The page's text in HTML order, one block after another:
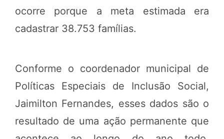
ocorre porque a meta estimada era
cadastrar 38.753 famílias.
Conforme o coordenador municipal de
Políticas Especiais de Inclusão Social,
Jaimilton Fernandes, esses dados são o
resultado de uma ação permanente que